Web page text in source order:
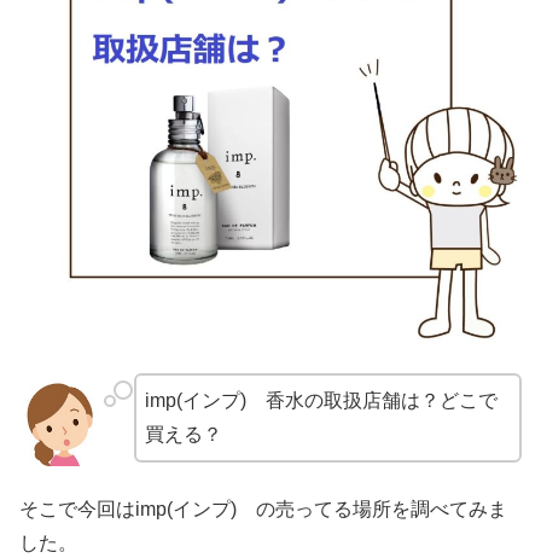
imp(インプ) 香水の取扱店舗は？どこで
買える？
そこで今回はimp(インプ) の売ってる場所を調べてみま
した。